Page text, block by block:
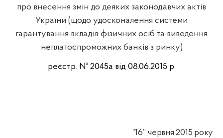
про внесення змін до деяких законодавчих актів
України (щодо удосконалення системи
гарантування вкладів фізичних осіб та виведення
неплатоспроможних банків з ринку)
реєстр. № 2045а від 08.06.2015 р.
“16” червня 2015 року